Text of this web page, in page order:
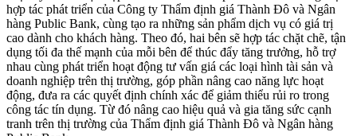
hợp tác phát triển của Công ty Thẩm định giá Thành Đô và Ngân
hàng Public Bank, cùng tạo ra những sản phẩm dịch vụ có giá trị
cao dành cho khách hàng. Theo đó, hai bên sẽ hợp tác chặt chẽ, tận
dụng tối đa thế mạnh của mỗi bên để thúc đẩy tăng trưởng, hỗ trợ
nhau cùng phát triển hoạt động tư vấn giá các loại hình tài sản và
doanh nghiệp trên thị trường, góp phần nâng cao năng lực hoạt
động, đưa ra các quyết định chính xác để giảm thiểu rủi ro trong
công tác tín dụng. Từ đó nâng cao hiệu quả và gia tăng sức cạnh
tranh trên thị trường của Thẩm định giá Thành Đô và Ngân hàng